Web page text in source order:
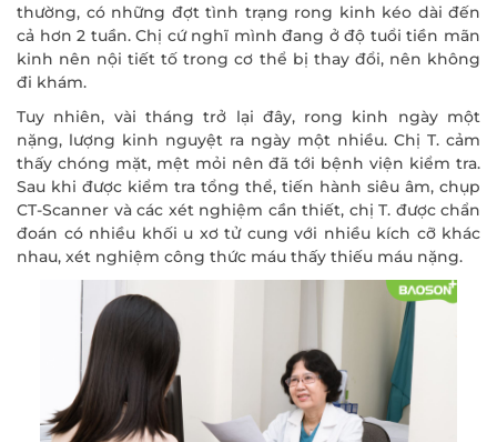
thường, có những đợt tình trạng rong kinh kéo dài đến
cả hơn 2 tuần. Chị cứ nghĩ mình đang ở độ tuổi tiền mãn
kinh nên nội tiết tố trong cơ thể bị thay đổi, nên không
đi khám.
Tuy nhiên, vài tháng trở lại đây, rong kinh ngày một
nặng, lượng kinh nguyệt ra ngày một nhiều. Chị T. cảm
thấy chóng mặt, mệt mỏi nên đã tới bệnh viện kiểm tra.
Sau khi được kiểm tra tổng thể, tiến hành siêu âm, chụp
CT-Scanner và các xét nghiệm cần thiết, chị T. được chẩn
đoán có nhiều khối u xơ tử cung với nhiều kích cỡ khác
nhau, xét nghiệm công thức máu thấy thiếu máu nặng.